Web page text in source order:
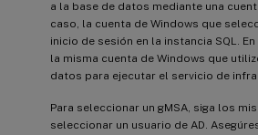
a la base de datos mediante una
caso, la cuenta de Windows que
inicio de sesión en la instancia SQL.
la misma cuenta de Windows que
datos para ejecutar el servicio de
Para seleccionar un gMSA, siga los
seleccionar un usuario de AD.